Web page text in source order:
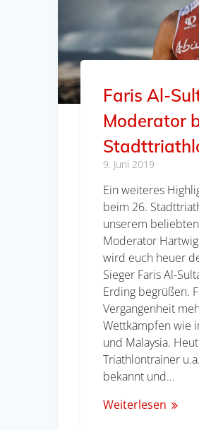
Faris Al-
Moderator
9. Juni 2019
Ein weiteres
beim 26.
unserem
Moderator
wird euch heuer
Sieger Faris Al-
Erding begrüßen.
Vergangenheit
Wettkämpfen wie
und Malaysia.
Triathlontrainer
bekannt und…
Weiterlesen